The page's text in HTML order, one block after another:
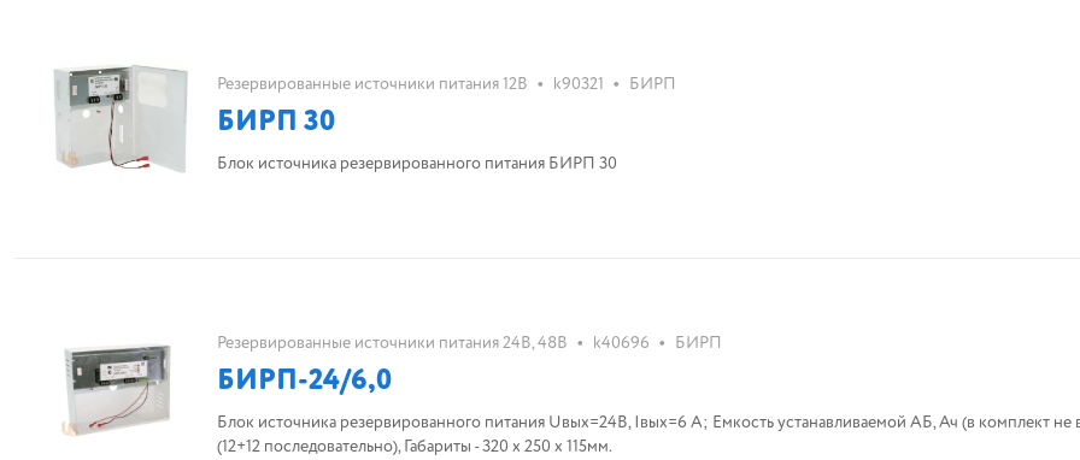
Резервированные источники питания 12В • k90321 • БИРП
БИРП 30
Блок источника резервированного питания БИРП 30
Резервированные источники питания 24В, 48В • k40696 • БИРП
БИРП-24/6,0
Блок источника резервированного питания Uвых=24В, Iвых=6 А; Емкость устанавливаемой АБ, Ач (в комплект не
(12+12 последовательно), Габариты - 320 х 250 х 115мм.